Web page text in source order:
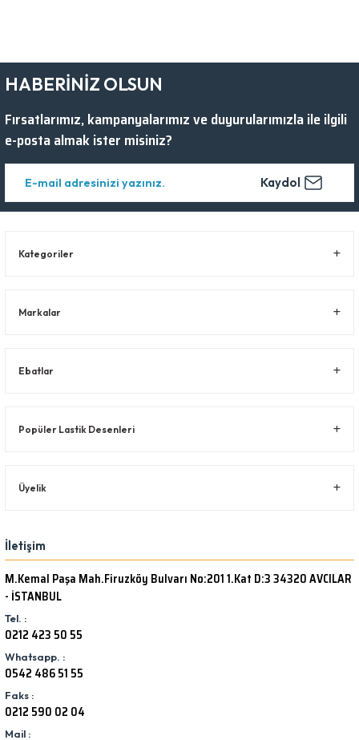
HABERİNİZ OLSUN
Fırsatlarımız, kampanyalarımız ve duyurularımızla ile ilgili
e-posta almak ister misiniz?
Kaydol
Kategoriler
Markalar
Ebatlar
Popüler Lastik Desenleri
Üyelik
İletişim
M.Kemal Paşa Mah.Firuzköy Bulvarı No:201 1.Kat D:3 34320 AVCILAR
- İSTANBUL
Tel. :
0212 423 50 55
Whatsapp. :
0542 486 51 55
Faks :
0212 590 02 04
Mail :